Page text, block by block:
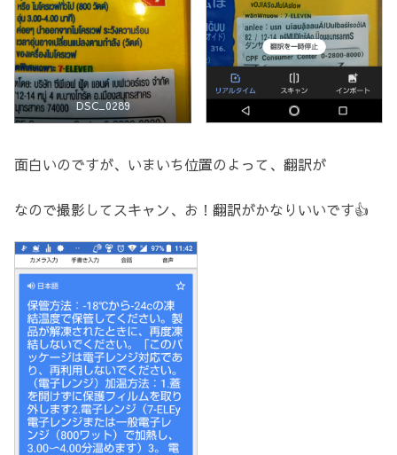
DSC_0289
面白いのですが、いまいち位置のよって、翻訳が
なので撮影してスキャン、お！翻訳がかなりいいです👍